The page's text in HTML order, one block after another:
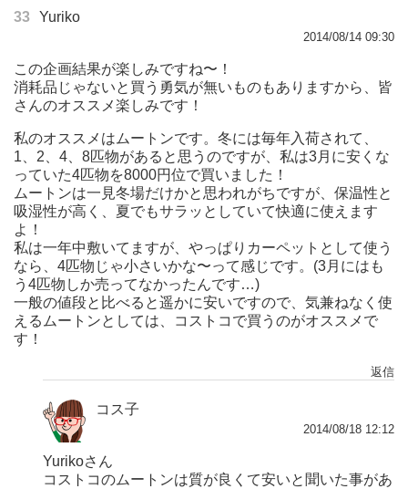
33 Yuriko
2014/08/14 09:30
この企画結果が楽しみですね〜！
消耗品じゃないと買う勇気が無いものもありますから、皆
さんのオススメ楽しみです！
私のオススメはムートンです。冬には毎年入荷されて、
1、2、4、8匹物があると思うのですが、私は3月に安くな
っていた4匹物を8000円位で買いました！
ムートンは一見冬場だけかと思われがちですが、保温性と
吸湿性が高く、夏でもサラッとしていて快適に使えます
よ！
私は一年中敷いてますが、やっぱりカーペットとして使う
なら、4匹物じゃ小さいかな〜って感じです。(3月にはも
う4匹物しか売ってなかったんです…)
一般の値段と比べると遥かに安いですので、気兼ねなく使
えるムートンとしては、コストコで買うのがオススメで
す！
返信
コス子
2014/08/18 12:12
Yurikoさん
コストコのムートンは質が良くて安いと聞いた事があ